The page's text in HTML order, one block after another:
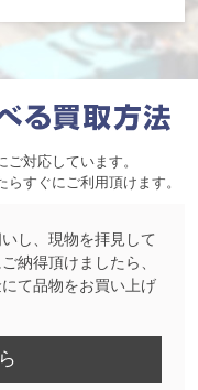
対応しています。
すぐにご利用頂けます。
し、現物を拝見して
納得頂けましたら、
て品物をお買い上げ